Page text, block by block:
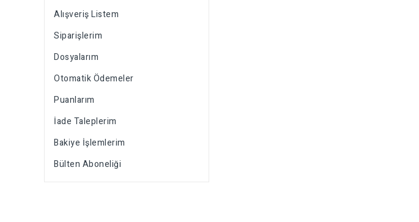
Alışveriş Listem
Siparişlerim
Dosyalarım
Otomatik Ödemeler
Puanlarım
İade Taleplerim
Bakiye İşlemlerim
Bülten Aboneliği